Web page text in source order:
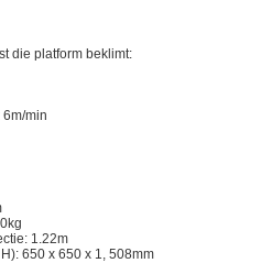
die platform beklimt:
min
1.22m
650 x 650 x 1, 508mm